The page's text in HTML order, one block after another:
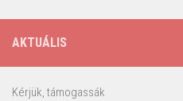
AKTUÁLIS
Kérjük, támogassák